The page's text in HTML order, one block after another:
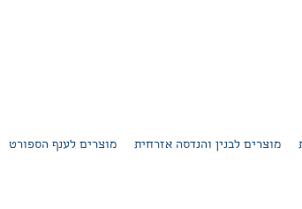
מוצרים לבנין והנדסה אזרחית מוצרים לענף הספורט